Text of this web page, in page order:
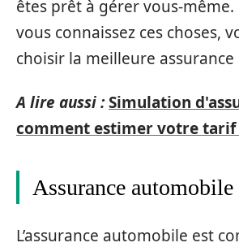
êtes prêt à gérer vous-
vous connaissez ces choses,
choisir la meilleure
A lire aussi :Simulation
comment estimer votre tarif
Assurance automobile
L’assurance automobile est